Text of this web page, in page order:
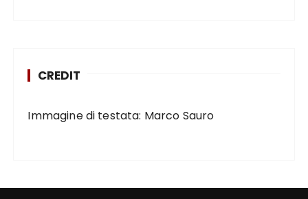
CREDIT
Immagine di testata: Marco Sauro